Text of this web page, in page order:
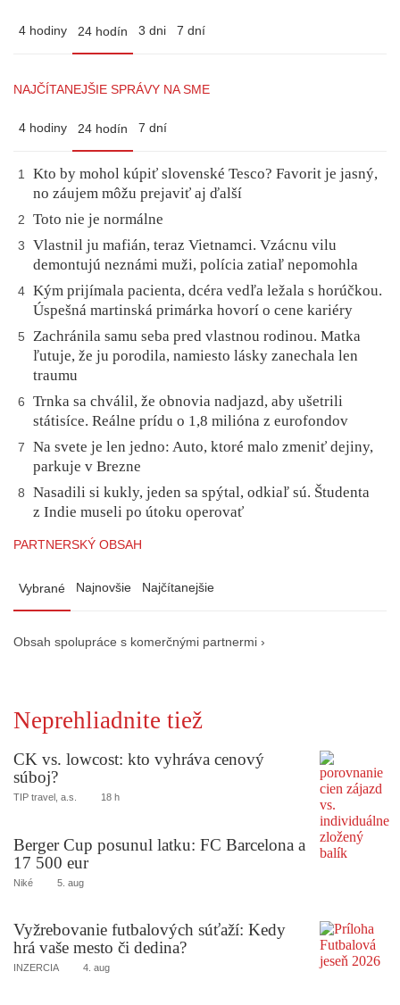
4 hodiny 24 hodín 3 dni 7 dní
NAJČÍTANEJŠIE SPRÁVY NA SME
4 hodiny 24 hodín 7 dní
1
Kto by mohol kúpiť slovenské Tesco? Favorit je jasný,
no záujem môžu prejaviť aj ďalší
2 Toto nie je normálne
3
Vlastnil ju mafián, teraz Vietnamci. Vzácnu vilu
demontujú neznámi muži, polícia zatiaľ nepomohla
4 Kým prijímala pacienta, dcéra vedľa ležala s horúčkou.
Úspešná martinská primárka hovorí o cene kariéry
5
Zachránila samu seba pred vlastnou rodinou. Matka
ľutuje, že ju porodila, namiesto lásky zanechala len
traumu
6
Trnka sa chválil, že obnovia nadjazd, aby ušetrili
státisíce. Reálne prídu o 1,8 milióna z eurofondov
7
Na svete je len jedno: Auto, ktoré malo zmeniť dejiny,
parkuje v Brezne
8
Nasadili si kukly, jeden sa spýtal, odkiaľ sú. Študenta
z Indie museli po útoku operovať
PARTNERSKÝ OBSAH
Vybrané Najnovšie Najčítanejšie
Obsah spolupráce s komerčnými partnermi ›
Neprehliadnite tiež
CK vs. lowcost: kto vyhráva cenový
súboj?
TIP travel, a.s. 18 h
Berger Cup posunul latku: FC Barcelona a
17 500 eur
Niké 5. aug
Vyžrebovanie futbalových súťaží: Kedy
hrá vaše mesto či dedina?
INZERCIA 4. aug